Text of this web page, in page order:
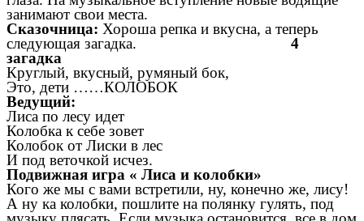
занимают свои места.
Сказочница: Хороша репка и вкусна, а теперь
следующая загадка. 4
загадка
Круглый, вкусный, румяный бок,
Это, дети ……КОЛОБОК
Ведущий:
Лиса по лесу идет
Колобка к себе зовет
Колобок от Лиски в лес
И под веточкой исчез.
Подвижная игра « Лиса и колобки»
Кого же мы с вами встретили, ну, конечно же, лису!
А ну ка колобки, пошлите на полянку гулять, под